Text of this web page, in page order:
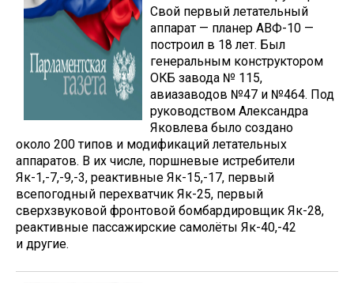
Свой первый летательный
аппарат — планер АВФ-10 —
построил в 18 лет. Был
генеральным конструктором
ОКБ завода № 115,
авиазаводов №47 и №464. Под
руководством Александра
Яковлева было создано
около 200 типов и модификаций летательных
аппаратов. В их числе, поршневые истребители
Як-1,-7,-9,-3, реактивные Як-15,-17, первый
всепогодный перехватчик Як-25, первый
сверхзвуковой фронтовой бомбардировщик Як-28,
реактивные пассажирские самолёты Як-40,-42
и другие.